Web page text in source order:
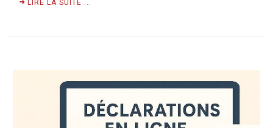
LIRE LA SUITE ...